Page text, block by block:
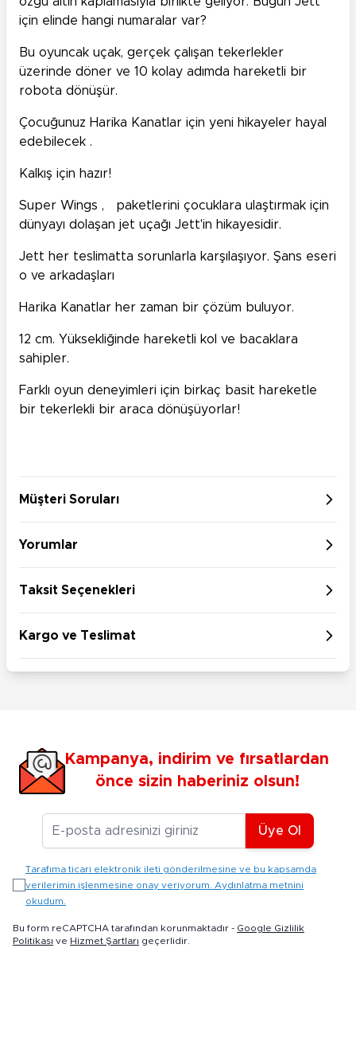
için elinde hangi numaralar var?
Bu oyuncak uçak, gerçek çalışan tekerlekler
üzerinde döner ve 10 kolay adımda hareketli bir
robota dönüşür.
Çocuğunuz Harika Kanatlar için yeni hikayeler hayal
edebilecek .
Kalkış için hazır!
Super Wings , paketlerini çocuklara ulaştırmak için
dünyayı dolaşan jet uçağı Jett'in hikayesidir.
Jett her teslimatta sorunlarla karşılaşıyor. Şans eseri
o ve arkadaşları
Harika Kanatlar her zaman bir çözüm buluyor.
12 cm. Yüksekliğinde hareketli kol ve bacaklara
sahipler.
Farklı oyun deneyimleri için birkaç basit hareketle
bir tekerlekli bir araca dönüşüyorlar!
Müşteri Soruları
Yorumlar
Taksit Seçenekleri
Kargo ve Teslimat
Kampanya, indirim ve fırsatlardan
önce sizin haberiniz olsun!
E-posta Adresiniz
Üye Ol
Tarafıma ticari elektronik ileti gönderilmesine ve bu kapsamda
verilerimin işlenmesine onay veriyorum. Aydınlatma metnini
okudum.
Bu form reCAPTCHA tarafından korunmaktadır - Google Gizlilik
Politikası ve Hizmet Şartları geçerlidir.